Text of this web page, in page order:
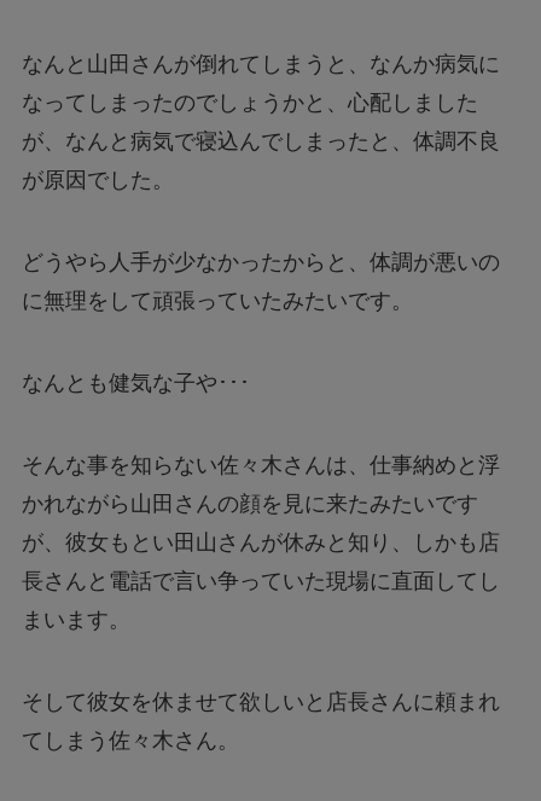
なんと山田さんが倒れてしまうと、なんか病気に
なってしまったのでしょうかと、心配しました
が、なんと病気で寝込んでしまったと、体調不良
が原因でした。
どうやら人手が少なかったからと、体調が悪いの
に無理をして頑張っていたみたいです。
なんとも健気な子や･･･
そんな事を知らない佐々木さんは、仕事納めと浮
かれながら山田さんの顔を見に来たみたいです
が、彼女もとい田山さんが休みと知り、しかも店
長さんと電話で言い争っていた現場に直面してし
まいます。
そして彼女を休ませて欲しいと店長さんに頼まれ
てしまう佐々木さん。